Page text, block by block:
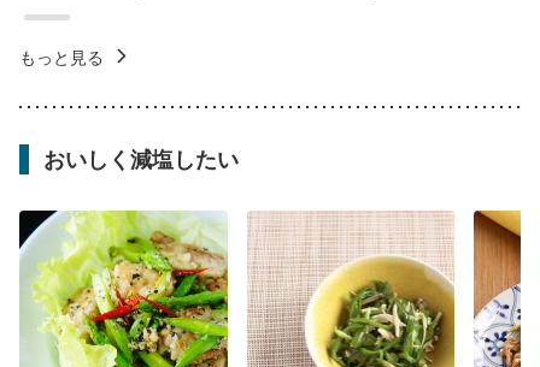
もっと見る
おいしく減塩したい